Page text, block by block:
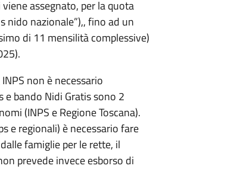
assegnato, per la quota
nido nazionale”),, fino ad un
di 11 mensilità complessive)
non è necessario
bando Nidi Gratis sono 2
(INPS e Regione Toscana).
e regionali) è necessario fare
famiglie per le rette, il
prevede invece esborso di